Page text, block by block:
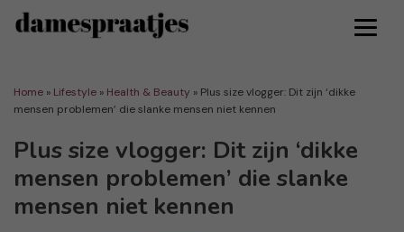
Home » Lifestyle » Health & Beauty » Plus size vlogger: Dit zijn ‘dikke
mensen problemen’ die slanke mensen niet kennen
Plus size vlogger: Dit zijn ‘dikke
mensen problemen’ die slanke
mensen niet kennen